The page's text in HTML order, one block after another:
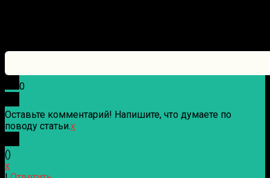
0
Оставьте комментарий! Напишите, что думаете по
поводу статьи.x
()
x